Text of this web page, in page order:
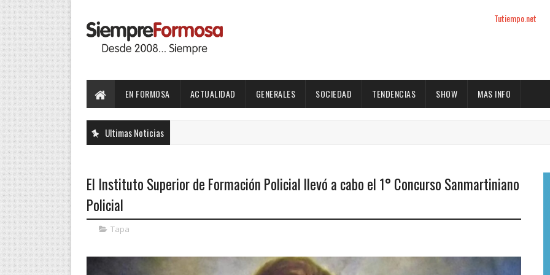
Tutiempo.net
EN FORMOSA ACTUALIDAD GENERALES SOCIEDAD TENDENCIAS SHOW MAS INFO
Ultimas Noticias
El Instituto Superior de Formación Policial llevó a cabo el 1° Concurso Sanmartiniano
Policial
Tapa